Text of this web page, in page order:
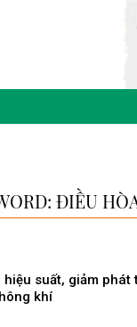
ĐIỀU
hiệu suất, giảm
khí